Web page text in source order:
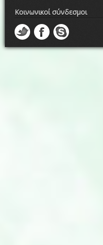
Κοινωνικοί σύνδεσμοι